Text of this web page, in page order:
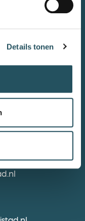
Details tonen